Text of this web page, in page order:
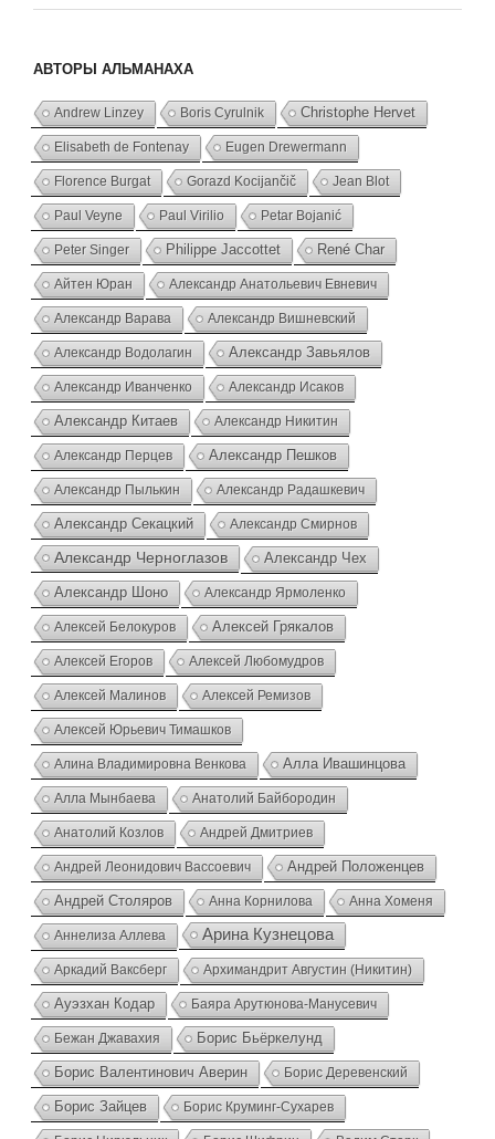
АВТОРЫ АЛЬМАНАХА
Andrew Linzey Boris Cyrulnik Christophe Hervet
Elisabeth de Fontenay Eugen Drewermann
Florence Burgat Gorazd Kocijančič Jean Blot
Paul Veyne Paul Virilio Petar Bojanić
Peter Singer Philippe Jaccottet René Char
Айтен Юран Александр Анатольевич Евневич
Александр Варава Александр Вишневский
Александр Водолагин Александр Завьялов
Александр Иванченко Александр Исаков
Александр Китаев Александр Никитин
Александр Перцев Александр Пешков
Александр Пылькин Александр Радашкевич
Александр Секацкий Александр Смирнов
Александр Черноглазов Александр Чех
Александр Шоно Александр Ярмоленко
Алексей Белокуров Алексей Грякалов
Алексей Егоров Алексей Любомудров
Алексей Малинов Алексей Ремизов
Алексей Юрьевич Тимашков
Алина Владимировна Венкова Алла Ивашинцова
Алла Мынбаева Анатолий Байбородин
Анатолий Козлов Андрей Дмитриев
Андрей Леонидович Вассоевич Андрей Положенцев
Андрей Столяров Анна Корнилова Анна Хоменя
Аннелиза Аллева Арина Кузнецова
Аркадий Ваксберг Архимандрит Августин (Никитин)
Ауэзхан Кодар Баяра Арутюнова-Манусевич
Бежан Джавахия Борис Бьёркелунд
Борис Валентинович Аверин Борис Деревенский
Борис Зайцев Борис Круминг-Сухарев